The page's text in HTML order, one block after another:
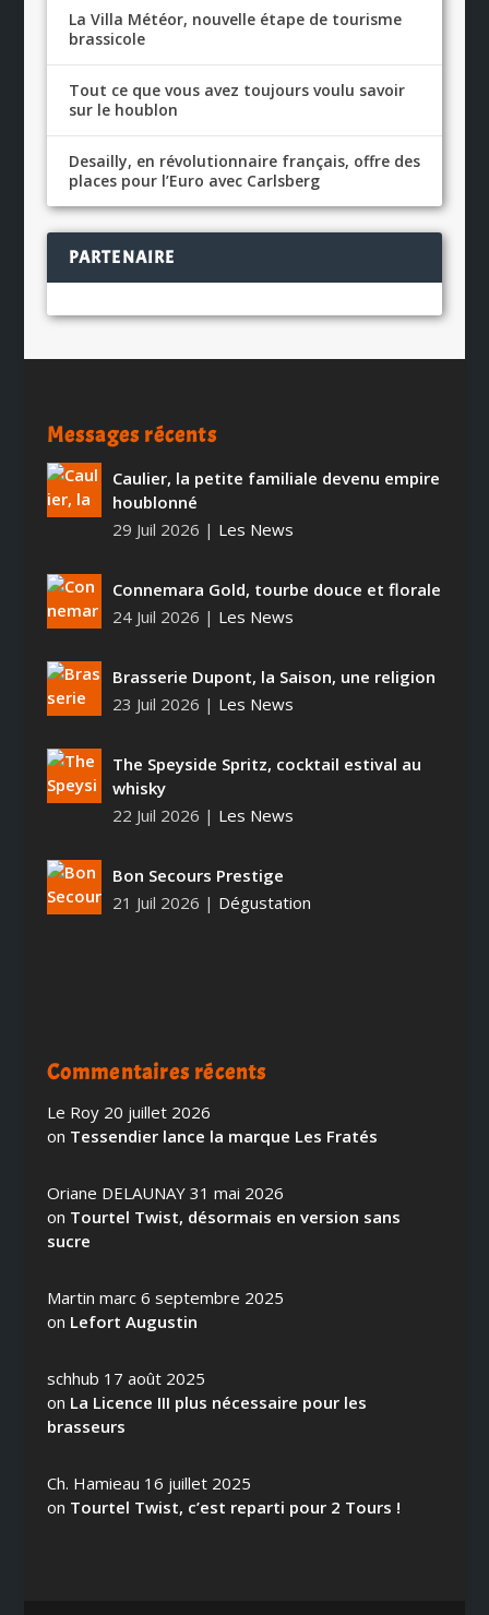
La Villa Météor, nouvelle étape de tourisme
brassicole
Tout ce que vous avez toujours voulu savoir
sur le houblon
Desailly, en révolutionnaire français, offre des
places pour l’Euro avec Carlsberg
PARTENAIRE
Messages récents
Caulier, la petite familiale devenu empire
houblonné
29 Juil 2026 | Les News
Connemara Gold, tourbe douce et florale
24 Juil 2026 | Les News
Brasserie Dupont, la Saison, une religion
23 Juil 2026 | Les News
The Speyside Spritz, cocktail estival au
whisky
22 Juil 2026 | Les News
Bon Secours Prestige
21 Juil 2026 | Dégustation
Commentaires récents
Le Roy 20 juillet 2026
on Tessendier lance la marque Les Fratés
Oriane DELAUNAY 31 mai 2026
on Tourtel Twist, désormais en version sans
sucre
Martin marc 6 septembre 2025
on Lefort Augustin
schhub 17 août 2025
on La Licence III plus nécessaire pour les
brasseurs
Ch. Hamieau 16 juillet 2025
on Tourtel Twist, c’est reparti pour 2 Tours !